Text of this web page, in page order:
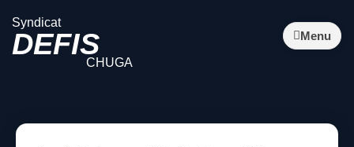
Syndicat
DEFIS
CHUGA
Menu